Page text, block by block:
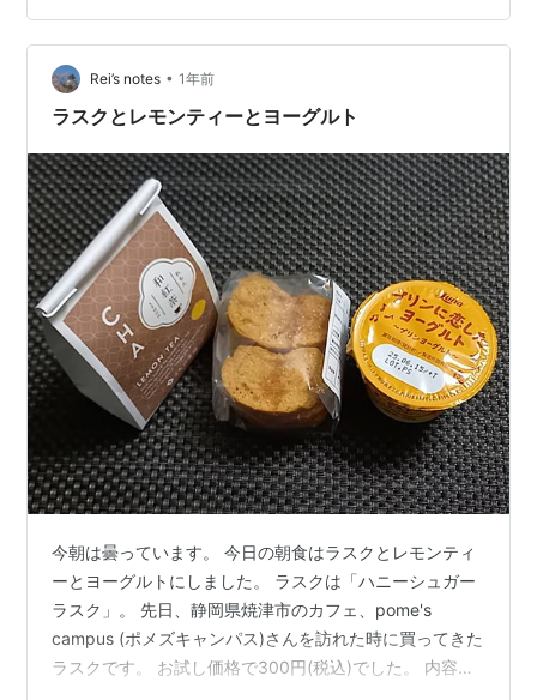
Rei’s notes • 1年前
ラスクとレモンティーとヨーグルト
今朝は曇っています。 今日の朝食はラスクとレモンティ
ーとヨーグルトにしました。 ラスクは「ハニーシュガー
ラスク」。 先日、静岡県焼津市のカフェ、pome's
campus (ポメズキャンパス)さんを訪れた時に買ってきた
ラスクです。 お試し価格で300円(税込)でした。 内容量